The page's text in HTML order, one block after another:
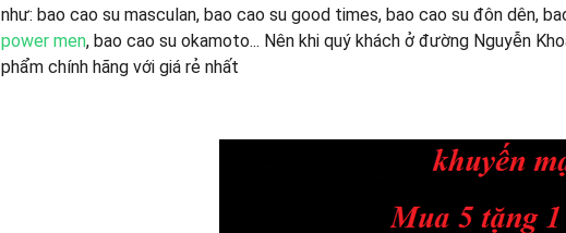
như: bao cao su masculan, bao cao su good times, bao cao su đôn dên,
power men, bao cao su okamoto... Nên khi quý khách ở đường Nguyễn
phẩm chính hãng với giá rẻ nhất